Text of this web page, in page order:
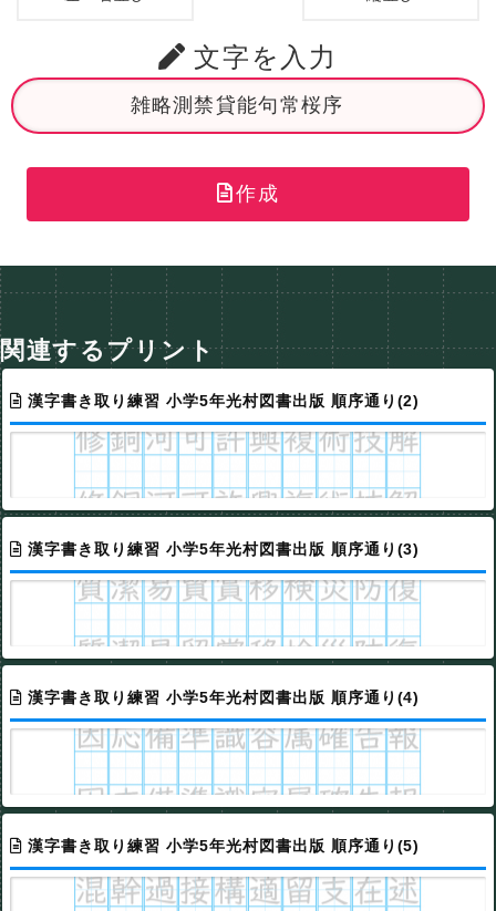
文字を入力
作成
関連するプリント
漢字書き取り練習 小学5年光村図書出版 順序通り(2)
漢字書き取り練習 小学5年光村図書出版 順序通り(3)
漢字書き取り練習 小学5年光村図書出版 順序通り(4)
漢字書き取り練習 小学5年光村図書出版 順序通り(5)